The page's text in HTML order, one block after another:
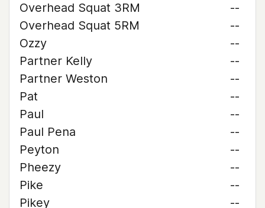
Overhead Squat 3RM
--
Overhead Squat 5RM
--
Ozzy
--
Partner Kelly
--
Partner Weston
--
Pat
--
Paul
--
Paul Pena
--
Peyton
--
Pheezy
--
Pike
--
Pikey
--